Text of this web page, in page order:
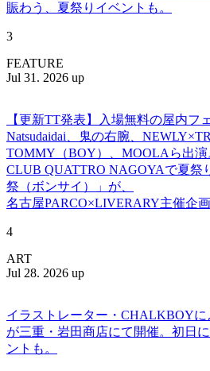
賑わう、夏祭りイベントも。
3
FEATURE
Jul 31. 2026 up
【更新TT発表】入場無料の屋内フ
Natsudaidai、鬼の右腕、
TOMMY（BOY）、MOOLAら出演
CLUB QUATTRO NAGOYAで夏祭
祭（ボンサイ）」が、
名古屋PARCO×LIVERARY主催企画
4
ART
Jul 28. 2026 up
イラストレーター・CHALKBOYに
が三重・岩田商店にて開催。初日
ントも。